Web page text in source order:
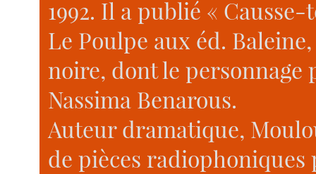
1992. Il a publié «
Le Poulpe aux éd.
noire, dont le personnage
Nassima Benarous.
Auteur dramatique,
de pièces